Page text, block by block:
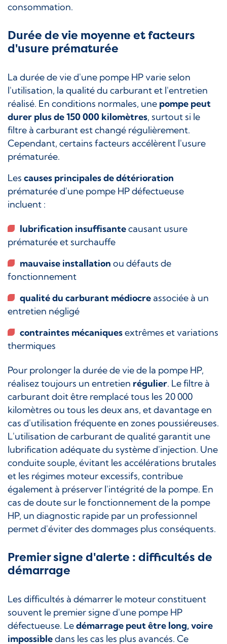
consommation.
Durée de vie moyenne et facteurs
d'usure prématurée
La durée de vie d'une pompe HP varie selon
l'utilisation, la qualité du carburant et l'entretien
réalisé. En conditions normales, une pompe peut
durer plus de 150 000 kilomètres, surtout si le
filtre à carburant est changé régulièrement.
Cependant, certains facteurs accélèrent l'usure
prématurée.
Les causes principales de détérioration
prématurée d'une pompe HP défectueuse
incluent :
lubrification insuffisantecausant usure
prématurée et surchauffe
mauvaise installation ou défauts de
fonctionnement
qualité du carburant médiocre associée à un
entretien négligé
contraintes mécaniquesextrêmes et variations
thermiques
Pour prolonger la durée de vie de la pompe HP,
réalisez toujours un entretien régulier. Le filtre à
carburant doit être remplacé tous les 20 000
kilomètres ou tous les deux ans, et davantage en
cas d'utilisation fréquente en zones poussiéreuses.
L'utilisation de carburant de qualité garantit une
lubrification adéquate du système d'injection. Une
conduite souple, évitant les accélérations brutales
et les régimes moteur excessifs, contribue
également à préserver l'intégrité de la pompe. En
cas de doute sur le fonctionnement de la pompe
HP, un diagnostic rapide par un professionnel
permet d'éviter des dommages plus conséquents.
Premier signe d'alerte : difficultés de
démarrage
Les difficultés à démarrer le moteur constituent
souvent le premier signe d'une pompe HP
défectueuse. Ledémarrage peut être long, voire
impossibledans les cas les plus avancés. Ce